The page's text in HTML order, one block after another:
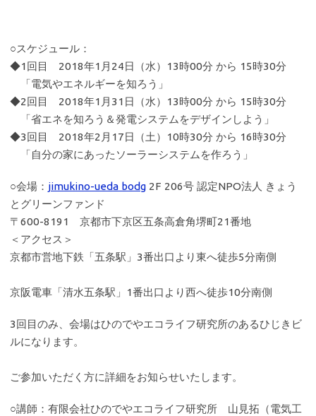
○スケジュール：
◆1回目 2018年1月24日（水）13時00分 から 15時30分
「電気やエネルギーを知ろう」
◆2回目 2018年1月31日（水）13時00分 から 15時30分
「省エネを知ろう＆発電システムをデザインしよう」
◆3回目 2018年2月17日（土）10時30分 から 16時30分
「自分の家にあったソーラーシステムを作ろう」
○会場： jimukino-ueda bodg 2F 206号 認定NPO法人 きょう
とグリーンファンド
〒600-8191 京都市下京区五条高倉角堺町21番地
＜アクセス＞
京都市営地下鉄「五条駅」3番出口より東へ徒歩5分南側
京阪電車「清水五条駅」1番出口より西へ徒歩10分南側
3回目のみ、会場はひのでやエコライフ研究所のあるひじきビ
ルになります。
ご参加いただく方に詳細をお知らせいたします。
○講師：有限会社ひのでやエコライフ研究所 山見拓（電気工